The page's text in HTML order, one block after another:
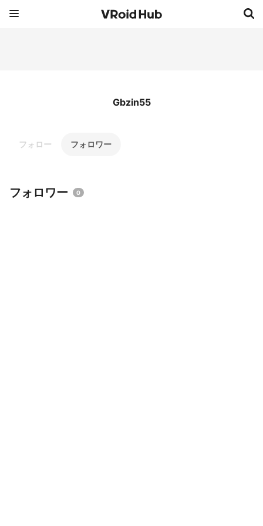
Gbzin55
フォロー フォロワー
フォロワー 0